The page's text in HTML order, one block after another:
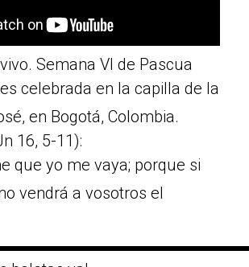
Semana VI de Pascua
celebrada en la capilla de la
en Bogotá, Colombia.
16, 5-11):
que yo me vaya; porque si
vendrá a vosotros el